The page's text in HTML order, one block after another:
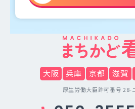
大阪 兵庫 京都 滋賀
厚生労働大臣許可番号 28-